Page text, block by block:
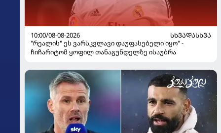
10:00/08-08-2026
ᲡᲮᲕᲐᲓᲐᲡᲮᲕᲐ
"რეალის" ეს ვარსკვლავი დაუფასებელი იყო" -
ჩიჩარიტომ ყოფილ თანაგუნდელზე ისაუბრა